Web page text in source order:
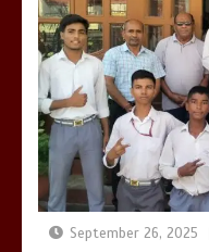
September 26, 2025